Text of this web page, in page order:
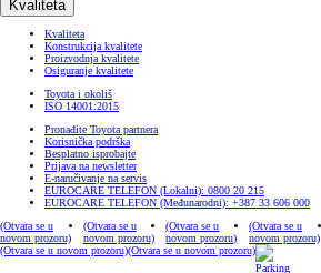
Kvaliteta
Kvaliteta
Konstrukcija kvalitete
Proizvodnja kvalitete
Osiguranje kvalitete
Toyota i okoliš
ISO 14001:2015
Pronađite Toyota partnera
Korisnička podrška
Besplatno isprobajte
Prijava na newsletter
E-naručivanje na servis
EUROCARE TELEFON (Lokalni): 0800 20 215
EUROCARE TELEFON (Međunarodni): +387 33 606 000
(Otvara se u
novom prozoru)
(Otvara se u
novom prozoru)
(Otvara se u
novom prozoru)
(Otvara se u
novom prozoru)
(Otvara se u novom prozoru)(Otvara se u novom prozoru)